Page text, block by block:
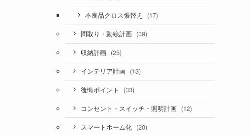
不良品クロス張替え (17)
間取り・動線計画 (39)
収納計画 (25)
インテリア計画 (13)
後悔ポイント (33)
コンセント・スイッチ・照明計画 (12)
スマートホーム化 (20)